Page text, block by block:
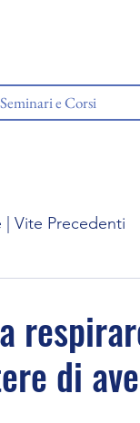
Seminari e Corsi
| Vite Precedenti
Il potere
di